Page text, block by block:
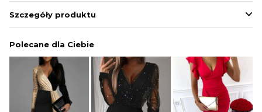
Szczegóły produktu
Polecane dla Ciebie